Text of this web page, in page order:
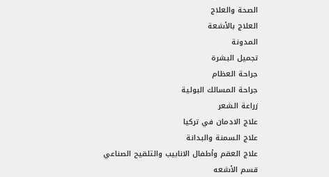
الصحة والعلاج
العلاج بالأشعة
المدونة
تجميل البشرة
جراحة العظام
جراحة المسالك البولية
زراعة الشعر
علاج الادمان في تركيا
علاج السمنة والبدانة
علاج العقم وأطفال الانابيب والتلقيح الصناعي
قسم الأشعه